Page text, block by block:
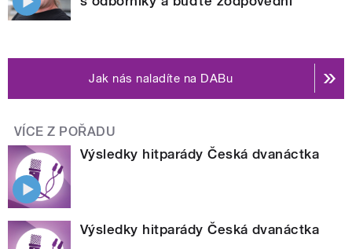
Jak nás naladíte na DABu
VÍCE Z POŘADU
Výsledky hitparády Česká dvanáctka
Výsledky hitparády Česká dvanáctka